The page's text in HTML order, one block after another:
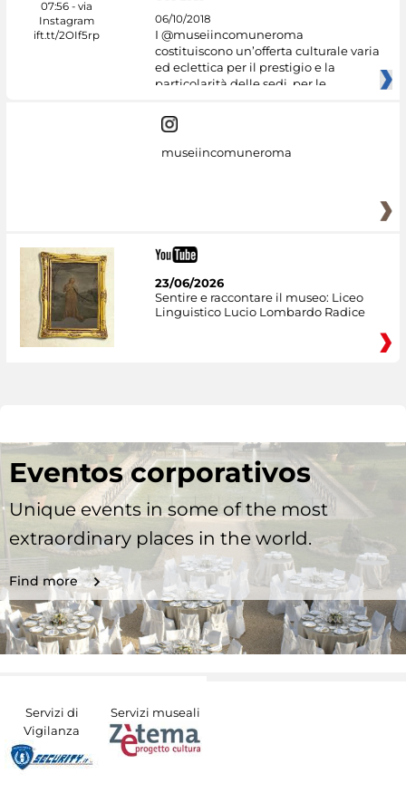
06/10/2018
I @museiincomuneroma
costituiscono un’offerta culturale varia
ed eclettica per il prestigio e la
particolarità delle sedi, per le
museiincomuneroma
23/06/2026
Sentire e raccontare il museo: Liceo
Linguistico Lucio Lombardo Radice
Eventos corporativos
Unique events in some of the most
extraordinary places in the world.
Find more
Servizi di
Vigilanza
Servizi museali